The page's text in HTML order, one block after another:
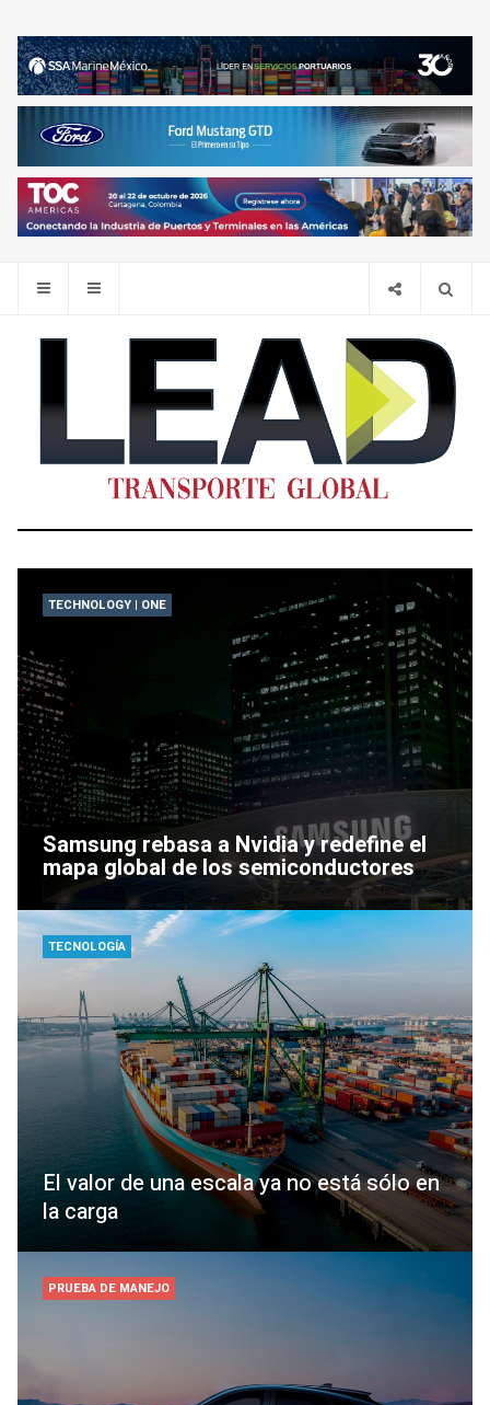
TECHNOLOGY | ONE
Samsung rebasa a Nvidia y redefine el
mapa global de los semiconductores
TECNOLOGÍA
El valor de una escala ya no está sólo en
la carga
PRUEBA DE MANEJO